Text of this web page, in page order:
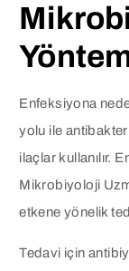
Enfeksiyona
yolu ile
ilaçlar kullanılır.
Mikrobiyoloji
etkene yönelik
Tedavi için